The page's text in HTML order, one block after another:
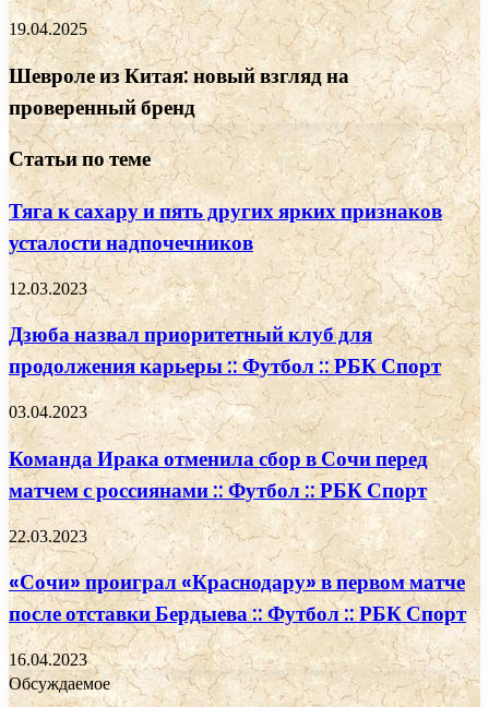
19.04.2025
Шевроле из Китая: новый взгляд на
проверенный бренд
Статьи по теме
Тяга к сахару и пять других ярких признаков
усталости надпочечников
12.03.2023
Дзюба назвал приоритетный клуб для
продолжения карьеры :: Футбол :: РБК Спорт
03.04.2023
Команда Ирака отменила сбор в Сочи перед
матчем с россиянами :: Футбол :: РБК Спорт
22.03.2023
«Сочи» проиграл «Краснодару» в первом матче
после отставки Бердыева :: Футбол :: РБК Спорт
16.04.2023
Обсуждаемое